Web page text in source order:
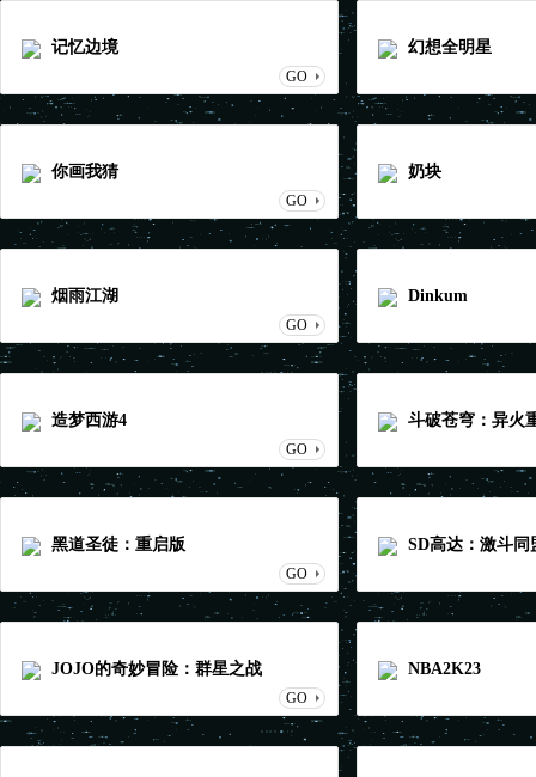
记忆边境
GO
幻想全明星
你画我猜
GO
奶块
烟雨江湖
GO
Dinkum
造梦西游4
GO
斗破苍穹：异火
黑道圣徒：重启版
GO
SD高达：激斗同
JOJO的奇妙冒险：群星之战
GO
NBA2K23